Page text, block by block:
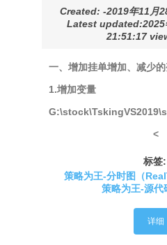
Created: -2019年11月
Latest updated:2025
21:51:17
一、增加挂单增加、减少
1.增加变量
<
标签:
策略为王-分时图（
策略为王-源代
详细